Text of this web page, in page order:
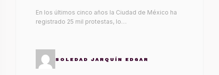
En los últimos cinco años la Ciudad de México ha
registrado 25 mil protestas, lo…
SOLEDAD JARQUÍN EDGAR